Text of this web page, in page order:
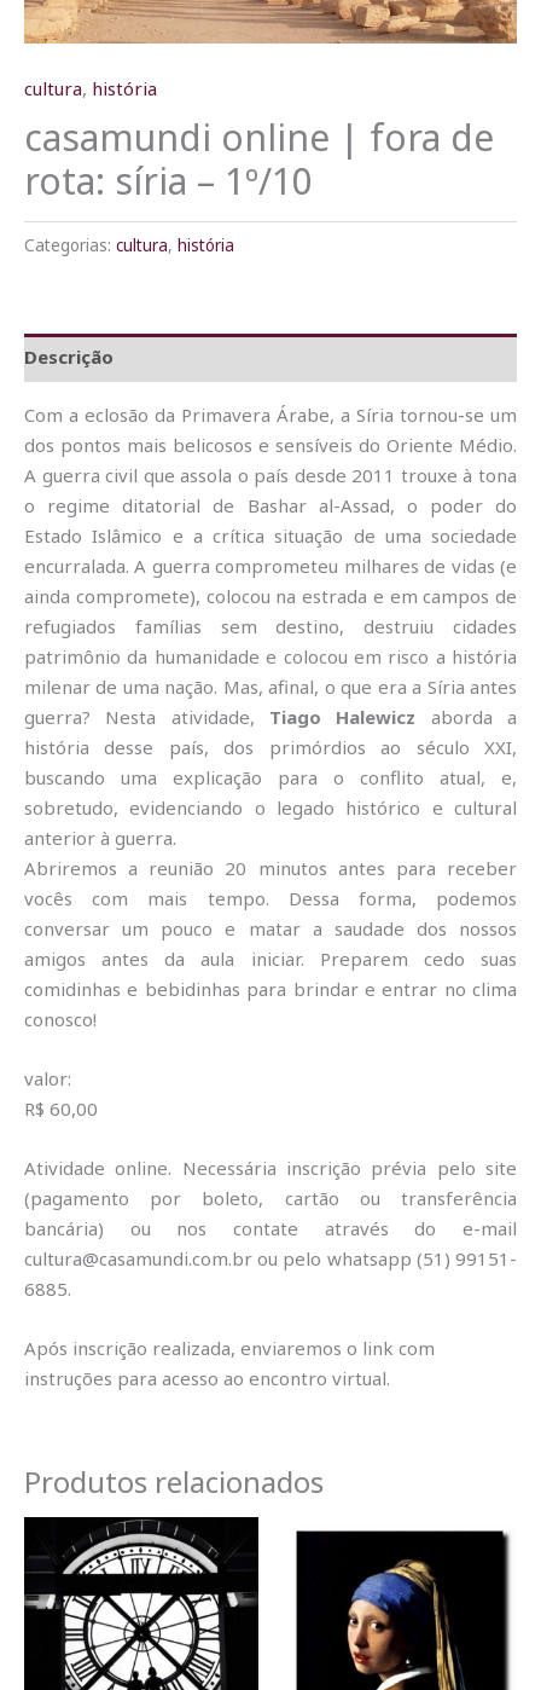
cultura, história
casamundi online | fora de
rota: síria – 1º/10
Categorias: cultura, história
Descrição
Com a eclosão da Primavera Árabe, a Síria tornou-se um
dos pontos mais belicosos e sensíveis do Oriente Médio.
A guerra civil que assola o país desde 2011 trouxe à tona
o regime ditatorial de Bashar al-Assad, o poder do
Estado Islâmico e a crítica situação de uma sociedade
encurralada. A guerra comprometeu milhares de vidas (e
ainda compromete), colocou na estrada e em campos de
refugiados famílias sem destino, destruiu cidades
patrimônio da humanidade e colocou em risco a história
milenar de uma nação. Mas, afinal, o que era a Síria antes
guerra? Nesta atividade, Tiago Halewicz aborda a
história desse país, dos primórdios ao século XXI,
buscando uma explicação para o conflito atual, e,
sobretudo, evidenciando o legado histórico e cultural
anterior à guerra.
Abriremos a reunião 20 minutos antes para receber
vocês com mais tempo. Dessa forma, podemos
conversar um pouco e matar a saudade dos nossos
amigos antes da aula iniciar. Preparem cedo suas
comidinhas e bebidinhas para brindar e entrar no clima
conosco!
valor:
R$ 60,00
Atividade online. Necessária inscrição prévia pelo site
(pagamento por boleto, cartão ou transferência
bancária) ou nos contate através do e-mail
cultura@casamundi.com.br ou pelo whatsapp (51) 99151-
6885.
Após inscrição realizada, enviaremos o link com
instruções para acesso ao encontro virtual.
Produtos relacionados